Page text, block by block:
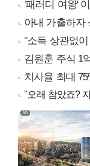
'패러디 여왕'
아내 가출하자
"소득 상관없
김원훈 주식 1
치사율 최대
"오래 참았죠?